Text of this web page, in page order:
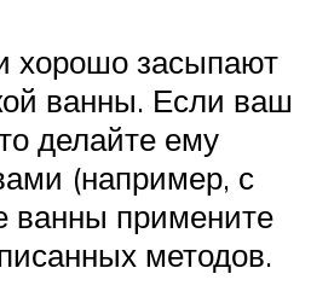
хорошо засыпают
ванны. Если ваш
делайте ему
(например, с
ванны примените
методов.